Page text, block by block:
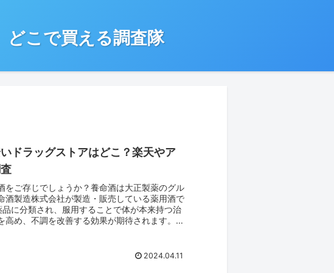
どこで買える調査隊
ドラッグストアはどこ？楽天やア
をご存じでしょうか？養命酒は大正製薬のグル
酒製造株式会社が製造・販売している薬用酒で
に分類され、服用することで体が本来持つ治
高め、不調を改善する効果が期待されます。さ
2024.04.11